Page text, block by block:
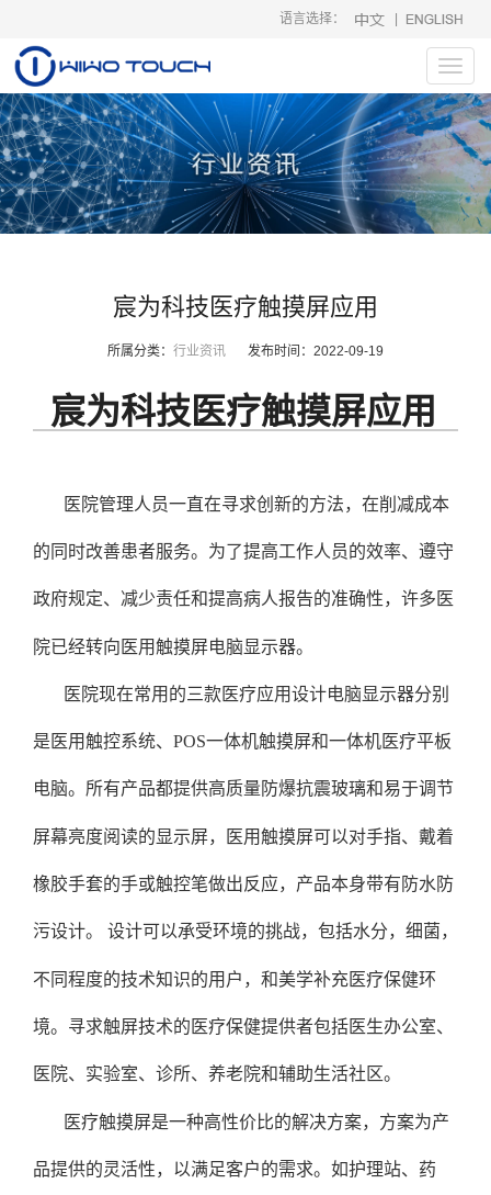
语言选择：
宸为科技医疗触摸屏应用
所属分类： 行业资讯 发布时间： 2022-09-19
宸为科技医疗触摸屏应用
医院管理人员一直在寻求创新的方法，在削减成本
的同时改善患者服务。为了提高工作人员的效率、遵守
政府规定、减少责任和提高病人报告的准确性，许多医
院已经转向医用触摸屏电脑显示器。
医院现在常用的三款医疗应用设计电脑显示器分别
是医用触控系统、POS一体机触摸屏和一体机医疗平板
电脑。所有产品都提供高质量防爆抗震玻璃和易于调节
屏幕亮度阅读的显示屏，医用触摸屏可以对手指、戴着
橡胶手套的手或触控笔做出反应，产品本身带有防水防
污设计。 设计可以承受环境的挑战，包括水分，细菌，
不同程度的技术知识的用户，和美学补充医疗保健环
境。寻求触屏技术的医疗保健提供者包括医生办公室、
医院、实验室、诊所、养老院和辅助生活社区。
医疗触摸屏是一种高性价比的解决方案，方案为产
品提供的灵活性，以满足客户的需求。如护理站、药